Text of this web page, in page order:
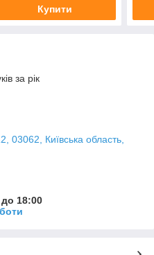
Купити
за рік
03062, Київська область,
18:00